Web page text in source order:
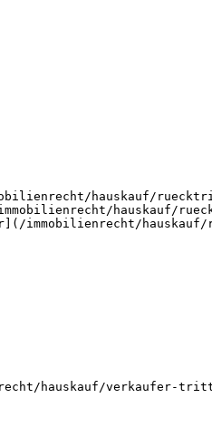
hauskauf/
hauskauf/
immobilienrecht/